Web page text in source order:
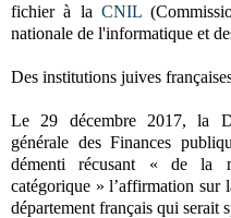
fichier à la CNIL
nationale de l'informatique et
Des institutions juives
Le 29 décembre 2017, la
générale des Finances
démenti récusant « de la
catégorique » l’affirmation sur
département français qui serait